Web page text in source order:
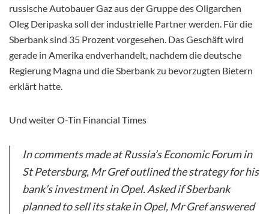
russische Autobauer Gaz aus der Gruppe des Oligarchen
Oleg Deripaska soll der industrielle Partner werden. Für die
Sberbank sind 35 Prozent vorgesehen. Das Geschäft wird
gerade in Amerika endverhandelt, nachdem die deutsche
Regierung Magna und die Sberbank zu bevorzugten Bietern
erklärt hatte.
Und weiter O-Tin Financial Times
In comments made at Russia’s Economic Forum in
St Petersburg, Mr Gref outlined the strategy for his
bank’s investment in Opel. Asked if Sberbank
planned to sell its stake in Opel, Mr Gref answered